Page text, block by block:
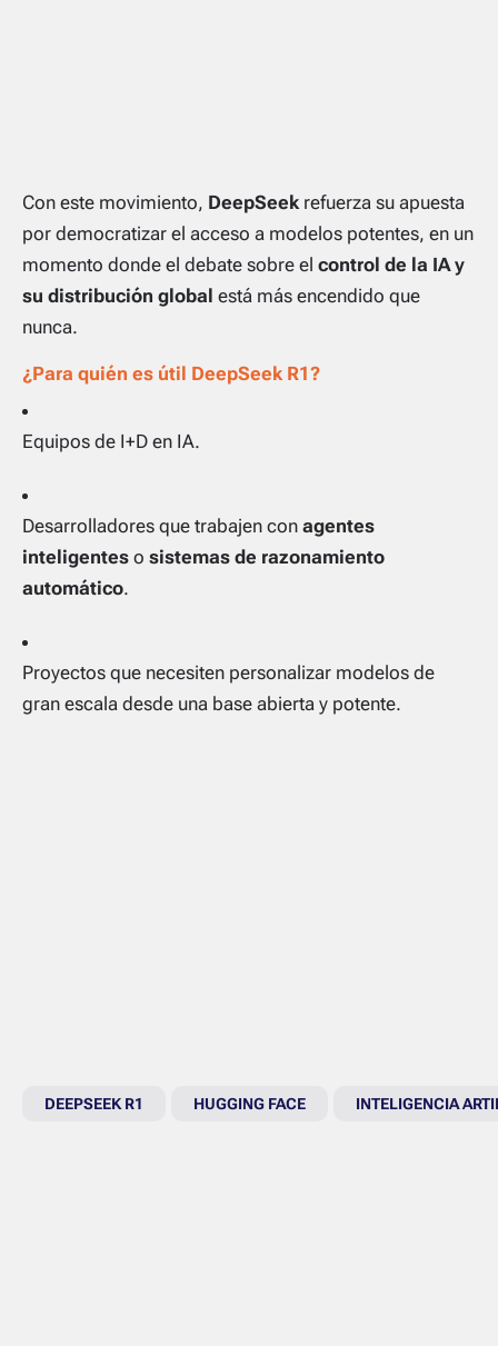
Con este movimiento, DeepSeek refuerza su apuesta
por democratizar el acceso a modelos potentes, en un
momento donde el debate sobre el control de la IA y
su distribución global está más encendido que
nunca.
¿Para quién es útil DeepSeek R1?
Equipos de I+D en IA.
Desarrolladores que trabajen con agentes
inteligentes o sistemas de razonamiento
automático.
Proyectos que necesiten personalizar modelos de
gran escala desde una base abierta y potente.
DEEPSEEK R1 HUGGING FACE INTELIGENCIA